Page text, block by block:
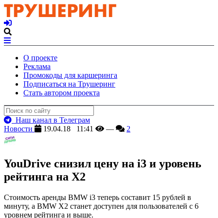
О проекте
Реклама
Промокоды для каршеринга
Подписаться на Трушеринг
Стать автором проекта
Наш канал в Телеграм
Новости
19.04.18 11:41 — 2
YouDrive снизил цену на i3 и уровень
рейтинга на X2
Стоимость аренды BMW i3 теперь составит 15 рублей в
минуту, а BMW X2 станет доступен для пользователей с 6
уровнем рейтинга и выше.